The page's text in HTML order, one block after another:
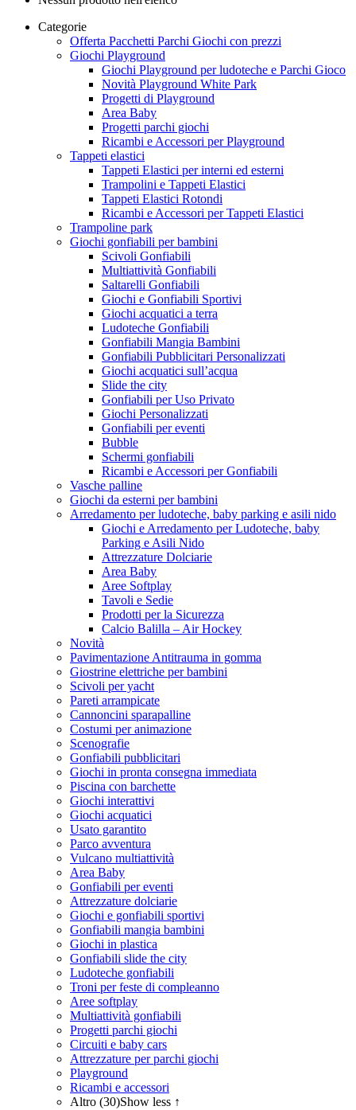
Categorie
Offerta Pacchetti Parchi Giochi con prezzi
Giochi Playground
Giochi Playground per ludoteche e Parchi Gioco
Novità Playground White Park
Progetti di Playground
Area Baby
Progetti parchi giochi
Ricambi e Accessori per Playground
Tappeti elastici
Tappeti Elastici per interni ed esterni
Trampolini e Tappeti Elastici
Tappeti Elastici Rotondi
Ricambi e Accessori per Tappeti Elastici
Trampoline park
Giochi gonfiabili per bambini
Scivoli Gonfiabili
Multiattività Gonfiabili
Saltarelli Gonfiabili
Giochi e Gonfiabili Sportivi
Giochi acquatici a terra
Ludoteche Gonfiabili
Gonfiabili Mangia Bambini
Gonfiabili Pubblicitari Personalizzati
Giochi acquatici sull’acqua
Slide the city
Gonfiabili per Uso Privato
Giochi Personalizzati
Gonfiabili per eventi
Bubble
Schermi gonfiabili
Ricambi e Accessori per Gonfiabili
Vasche palline
Giochi da esterni per bambini
Arredamento per ludoteche, baby parking e asili nido
Giochi e Arredamento per Ludoteche, baby
Parking e Asili Nido
Attrezzature Dolciarie
Area Baby
Aree Softplay
Tavoli e Sedie
Prodotti per la Sicurezza
Calcio Balilla – Air Hockey
Novità
Pavimentazione Antitrauma in gomma
Giostrine elettriche per bambini
Scivoli per yacht
Pareti arrampicate
Cannoncini sparapalline
Costumi per animazione
Scenografie
Gonfiabili pubblicitari
Giochi in pronta consegna immediata
Piscina con barchette
Giochi interattivi
Giochi acquatici
Usato garantito
Parco avventura
Vulcano multiattività
Area Baby
Gonfiabili per eventi
Attrezzature dolciarie
Giochi e gonfiabili sportivi
Gonfiabili mangia bambini
Giochi in plastica
Gonfiabili slide the city
Ludoteche gonfiabili
Troni per feste di compleanno
Aree softplay
Multiattività gonfiabili
Progetti parchi giochi
Circuiti e baby cars
Attrezzature per parchi giochi
Playground
Ricambi e accessori
Altro (30)Show less ↑